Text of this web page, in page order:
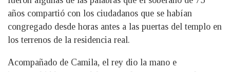
años compartió con los ciudadanos que se habían
congregado desde horas antes a las puertas del templo en
los terrenos de la residencia real.
Acompañado de Camila, el rey dio la mano e